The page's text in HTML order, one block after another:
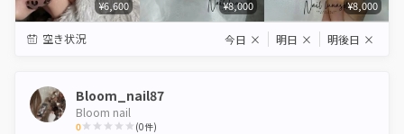
¥6,600 ¥8,000 ¥8,000
空き状況 今日 × 明日 × 明後日 ×
Bloom_nail87
Bloom nail
0 (0件)